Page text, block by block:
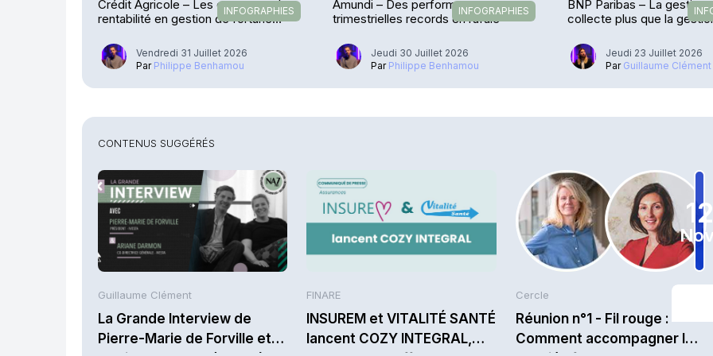
INFOGRAPHIES
Crédit Agricole – Les encours et la
rentabilité en gestion de fortune
Vendredi 31 Juillet 2026
Par Philippe Benhamou
INFOGRAPHIES
Amundi – Des performances
trimestrielles records en rafale
Jeudi 30 Juillet 2026
Par Philippe Benhamou
BNP Paribas – La gestion
collecte plus que la
Jeudi 23 Juillet 2026
Par Guillaume Clément
CONTENUS SUGGÉRÉS
Guillaume Clément
La Grande Interview de
Pierre-Marie de Forville et
FINARE
INSUREM et VITALITÉ SANTÉ
lancent COZY INTEGRAL,
12
Cercle
Réunion n°1 - Fil rouge :
Comment accompagner les